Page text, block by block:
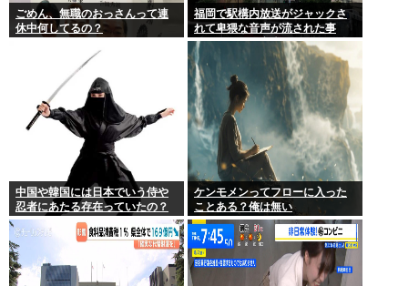
ごめん、無職のおっさんって連
休中何してるの？
福岡で駅構内放送がジャックさ
れて卑猥な音声が流された事
件、やはり元音声は動ありの動
画だった
中国や韓国には日本でいう侍や
忍者にあたる存在っていたの？
ケンモメンってフローに入った
ことある？俺は無い